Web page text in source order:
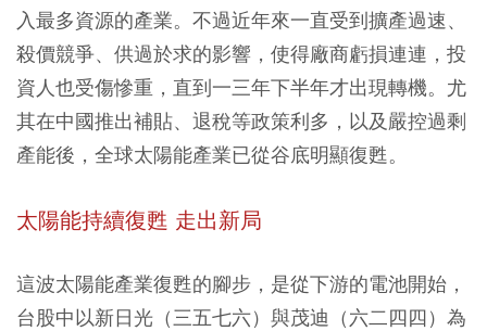
入最多資源的產業。不過近年來一直受到擴產過速、
殺價競爭、供過於求的影響，使得廠商虧損連連，投
資人也受傷慘重，直到一三年下半年才出現轉機。尤
其在中國推出補貼、退稅等政策利多，以及嚴控過剩
產能後，全球太陽能產業已從谷底明顯復甦。
太陽能持續復甦 走出新局
這波太陽能產業復甦的腳步，是從下游的電池開始，
台股中以新日光（三五七六）與茂迪（六二四四）為